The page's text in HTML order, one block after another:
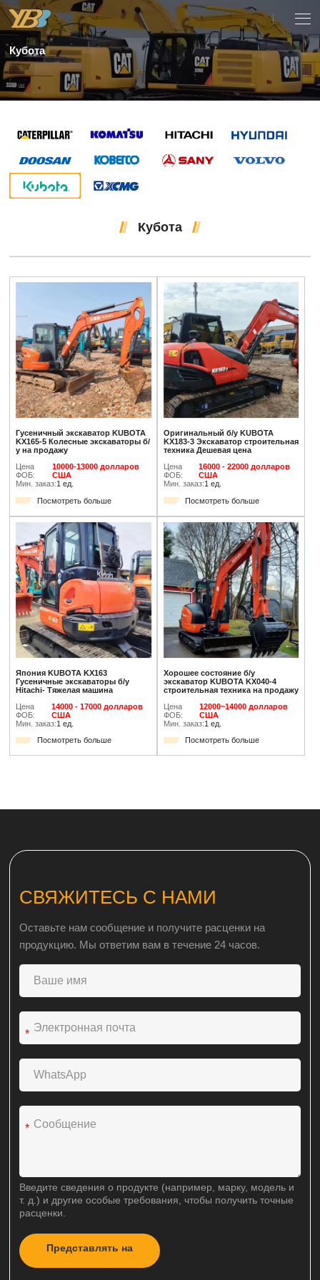
Кубота
Кубота
Гусеничный экскаватор KUBOTA
KX165-5 Колесные экскаваторы б/
у на продажу
Цена
ФОБ:
10000-13000 долларов
США
Мин. заказ:1 ед.
Посмотреть больше
Оригинальный б/у KUBOTA
KX183-3 Экскаватор строительная
техника Дешевая цена
Цена
ФОБ:
16000 - 22000 долларов
США
Мин. заказ:1 ед.
Посмотреть больше
Япония KUBOTA KX163
Гусеничные экскаваторы б/у
Hitachi- Тяжелая машина
Цена
ФОБ:
14000 - 17000 долларов
США
Мин. заказ:1 ед.
Посмотреть больше
Хорошее состояние б/у
экскаватор KUBOTA KX040-4
строительная техника на продажу
Цена
ФОБ:
12000~14000 долларов
США
Мин. заказ:1 ед.
Посмотреть больше
СВЯЖИТЕСЬ С НАМИ
Оставьте нам сообщение и получите расценки на
продукцию. Мы ответим вам в течение 24 часов.
*
*
Введите сведения о продукте (например, марку, модель и
т. д.) и другие особые требования, чтобы получить точные
расценки.
Представлять на